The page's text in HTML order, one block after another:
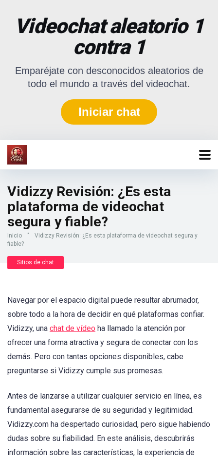
Videochat aleatorio 1
contra 1
Emparéjate con desconocidos aleatorios de
todo el mundo a través del videochat.
Iniciar chat
Vidizzy Revisión: ¿Es esta
plataforma de videochat
segura y fiable?
Inicio "
Vidizzy Revisión: ¿Es esta plataforma de videochat segura y
fiable?
Sitios de chat
Navegar por el espacio digital puede resultar abrumador,
sobre todo a la hora de decidir en qué plataformas confiar.
Vidizzy, una chat de vídeo ha llamado la atención por
ofrecer una forma atractiva y segura de conectar con los
demás. Pero con tantas opciones disponibles, cabe
preguntarse si Vidizzy cumple sus promesas.
Antes de lanzarse a utilizar cualquier servicio en línea, es
fundamental asegurarse de su seguridad y legitimidad.
Vidizzy.com ha despertado curiosidad, pero sigue habiendo
dudas sobre su fiabilidad. En este análisis, descubrirás
información sobre las características, la experiencia de